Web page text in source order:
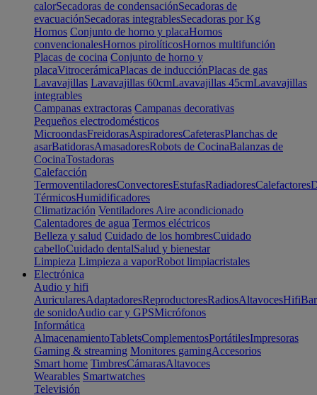
calorSecadoras de condensaciónSecadoras de
evacuaciónSecadoras integrablesSecadoras por Kg
Hornos Conjunto de horno y placaHornos
convencionalesHornos pirolíticosHornos multifunción
Placas de cocina Conjunto de horno y
placaVitrocerámicaPlacas de inducciónPlacas de gas
Lavavajillas Lavavajillas 60cmLavavajillas 45cmLavavajillas
integrables
Campanas extractoras Campanas decorativas
Pequeños electrodomésticos
MicroondasFreidorasAspiradoresCafeterasPlanchas de
asarBatidorasAmasadoresRobots de CocinaBalanzas de
CocinaTostadoras
Calefacción
TermoventiladoresConvectoresEstufasRadiadoresCalefactores
TérmicosHumidificadores
Climatización Ventiladores Aire acondicionado
Calentadores de agua Termos eléctricos
Belleza y salud Cuidado de los hombresCuidado
cabelloCuidado dentalSalud y bienestar
Limpieza Limpieza a vaporRobot limpiacristales
Electrónica
Audio y hifi
AuricularesAdaptadoresReproductoresRadiosAltavocesHifi
de sonidoAudio car y GPSMicrófonos
Informática
AlmacenamientoTabletsComplementosPortátilesImpresoras
Gaming & streaming Monitores gamingAccesorios
Smart home TimbresCámarasAltavoces
Wearables Smartwatches
Televisión